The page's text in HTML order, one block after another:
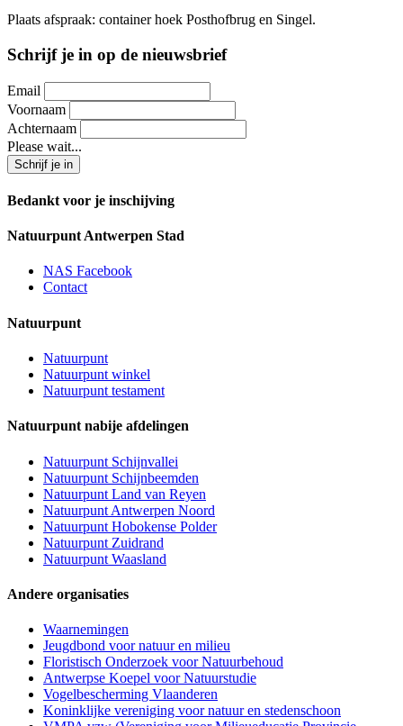
Plaats afspraak: container hoek Posthofbrug en Singel.
Schrijf je in op de nieuwsbrief
Email
Voornaam
Achternaam
Please wait...
Bedankt voor je inschijving
Natuurpunt Antwerpen Stad
NAS Facebook
Contact
Natuurpunt
Natuurpunt
Natuurpunt winkel
Natuurpunt testament
Natuurpunt nabije afdelingen
Natuurpunt Schijnvallei
Natuurpunt Schijnbeemden
Natuurpunt Land van Reyen
Natuurpunt Antwerpen Noord
Natuurpunt Hobokense Polder
Natuurpunt Zuidrand
Natuurpunt Waasland
Andere organisaties
Waarnemingen
Jeugdbond voor natuur en milieu
Floristisch Onderzoek voor Natuurbehoud
Antwerpse Koepel voor Natuurstudie
Vogelbescherming Vlaanderen
Koninklijke vereniging voor natuur en stedenschoon